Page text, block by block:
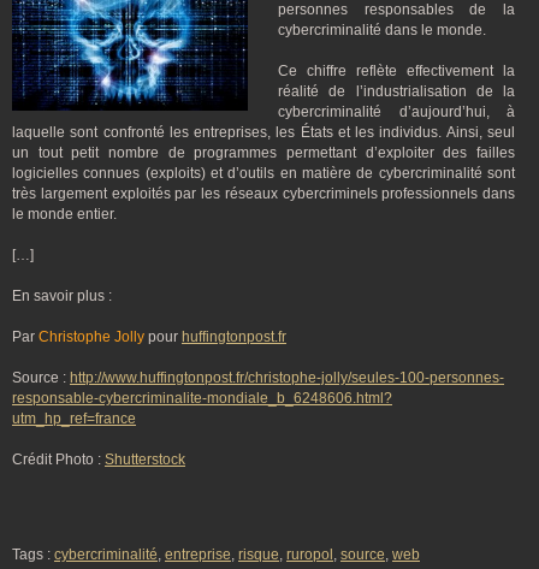
personnes responsables de la
cybercriminalité dans le monde.
Ce chiffre reflète effectivement la
réalité de l’industrialisation de la
cybercriminalité d’aujourd’hui, à
laquelle sont confronté les entreprises, les États et les individus. Ainsi, seul
un tout petit nombre de programmes permettant d’exploiter des failles
logicielles connues (exploits) et d’outils en matière de cybercriminalité sont
très largement exploités par les réseaux cybercriminels professionnels dans
le monde entier.
[…]
En savoir plus :
Par Christophe Jolly pour huffingtonpost.fr
Source : http://www.huffingtonpost.fr/christophe-jolly/seules-100-personnes-
responsable-cybercriminalite-mondiale_b_6248606.html?
utm_hp_ref=france
Crédit Photo : Shutterstock
Tags : cybercriminalité, entreprise, risque, ruropol , source, web